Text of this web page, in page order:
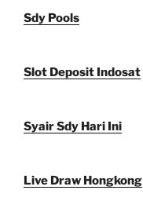
Sdy Pools
Slot Deposit Indosat
Syair Sdy Hari Ini
Live Draw Hongkong